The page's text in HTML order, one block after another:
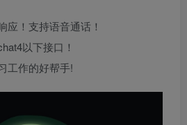
应！支持语音通话！
以下接口！
工作的好帮手!